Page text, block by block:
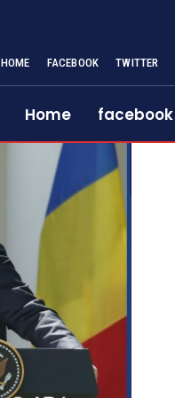
HOME FACEBOOK TWITTER
Home facebook